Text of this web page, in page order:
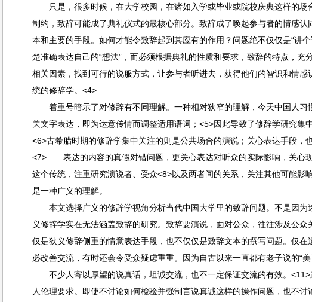
只是，很多时候，在大学校园，在诸如入学或毕业或院校庆典这样的场
制约，致辞可能成了典礼仪式的最核心部分。致辞成了唤起参与者的情感认
本和主要的手段。如何才能令致辞起到其应有的作用？问题绝不仅仅是“讲
楚准确表达自己的“想法”，而必须根据典礼的性质和要求，致辞的特点，充
相关因素，找到可行的说服方式，让参与者听进去，获得他们的智识和情感
统的修辞学。<4>
着重号暗示了对修辞有不同理解。一种相对狭窄的理解，今天中国人习
关文字表达，即为达意传情而调整适用语词；<5>因此导致了修辞学研究集
<6>古希腊时期的修辞学集中关注的则是公共场合的演说；关心表达手段
<7>——表达的内容的真假对错问题，更关心表达对听众的实际影响，关心现
这个传统，注重研究演说者、受众<8>以及两者间的关系，关注其他可能影
是一种广义的理解。
本文选择广义的修辞学视角分析当代中国大学里的致辞问题。不是因为
义修辞学实在无法涵盖致辞的研究。致辞要演说，面对公众，往往涉及公众
仅是狭义修辞侧重的情意表达手段，也不仅仅是致辞文本的撰写问题。仅在
必改善交流，有时还会令受众疑虑重重。因为自古以来一直都有老子说的“
不少人寄以厚望的说真话，坦诚交流，也不一定保证交流的有效。<11>
人伦理要求。即使不讨论如何检验并强制言说真诚这样的操作问题，也不讨